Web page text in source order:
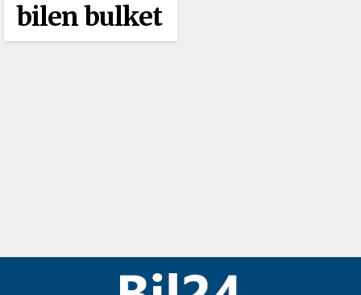
bilen bulket